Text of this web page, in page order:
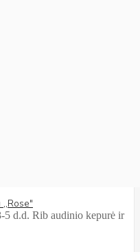
5 d.d. Rib audinio kepurė ir